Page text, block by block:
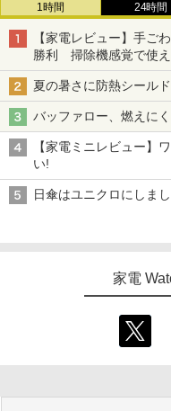
1時間 24時間
【家電レビュー】手ご
勝利 掃除機感覚で使
夏の暑さに防熱シール
バッファロー、燃えに
【家電ミニレビュー】
い!
日傘はユニクロにしま
家電